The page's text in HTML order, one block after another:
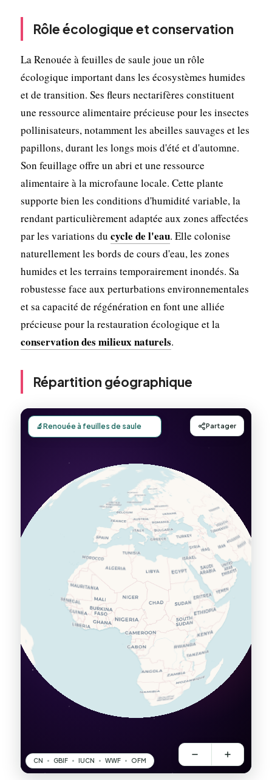
Rôle écologique et conservation
La Renouée à feuilles de saule joue un rôle
écologique important dans les écosystèmes humides
et de transition. Ses fleurs nectarifères constituent
une ressource alimentaire précieuse pour les insectes
pollinisateurs, notamment les abeilles sauvages et les
papillons, durant les longs mois d'été et d'automne.
Son feuillage offre un abri et une ressource
alimentaire à la microfaune locale. Cette plante
supporte bien les conditions d'humidité variable, la
rendant particulièrement adaptée aux zones affectées
par les variations du cycle de l'eau. Elle colonise
naturellement les bords de cours d'eau, les zones
humides et les terrains temporairement inondés. Sa
robustesse face aux perturbations environnementales
et sa capacité de régénération en font une alliée
précieuse pour la restauration écologique et la
conservation des milieux naturels.
Répartition géographique